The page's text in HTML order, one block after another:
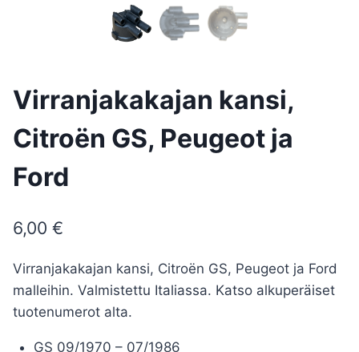
Virranjakakajan kansi,
Citroën GS, Peugeot ja
Ford
6,00 €
Virranjakakajan kansi, Citroën GS, Peugeot ja Ford
malleihin. Valmistettu Italiassa. Katso alkuperäiset
tuotenumerot alta.
GS 09/1970 – 07/1986